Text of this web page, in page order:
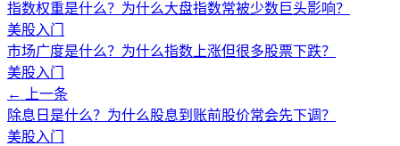
指数权重是什么？为什么大盘指数常被少数巨头影响？
美股入门
市场广度是什么？为什么指数上涨但很多股票下跌？
美股入门
← 上一条
除息日是什么？为什么股息到账前股价常会先下调？
美股入门